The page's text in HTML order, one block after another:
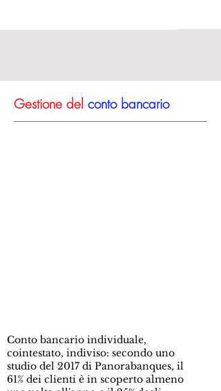
Gestione del conto bancario
Conto bancario individuale,
cointestato, indiviso: secondo uno
studio del 2017 di Panorabanques, il
61% dei clienti è in scoperto almeno